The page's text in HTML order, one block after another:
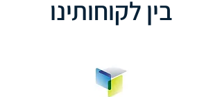
בין לקוחותינו